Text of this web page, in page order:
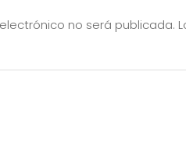
no será publicada.